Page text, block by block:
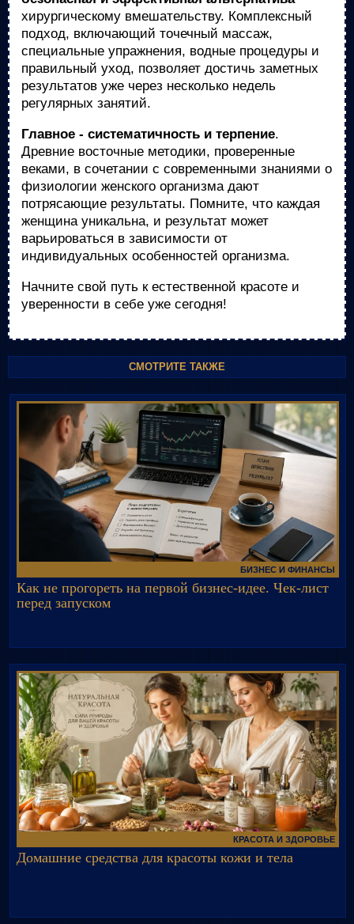
хирургическому вмешательству. Комплексный
подход, включающий точечный массаж,
специальные упражнения, водные процедуры и
правильный уход, позволяет достичь заметных
результатов уже через несколько недель
регулярных занятий.
Главное - систематичность и терпение.
Древние восточные методики, проверенные
веками, в сочетании с современными знаниями о
физиологии женского организма дают
потрясающие результаты. Помните, что каждая
женщина уникальна, и результат может
варьироваться в зависимости от
индивидуальных особенностей организма.
Начните свой путь к естественной красоте и
уверенности в себе уже сегодня!
СМОТРИТЕ ТАКЖЕ
БИЗНЕС И ФИНАНСЫ
Как не прогореть на первой бизнес-идее. Чек-лист
перед запуском
КРАСОТА И ЗДОРОВЬЕ
Домашние средства для красоты кожи и тела